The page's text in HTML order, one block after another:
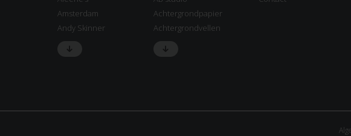
Amsterdam
Andy Skinner
Achtergrondpapier
Achtergrondvellen